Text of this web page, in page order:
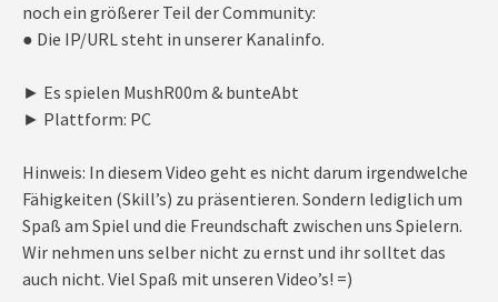
noch ein größerer Teil der Community:
● Die IP/URL steht in unserer Kanalinfo.
► Es spielen MushR00m & bunteAbt
► Plattform: PC
Hinweis: In diesem Video geht es nicht darum irgendwelche
Fähigkeiten (Skill’s) zu präsentieren. Sondern lediglich um
Spaß am Spiel und die Freundschaft zwischen uns Spielern.
Wir nehmen uns selber nicht zu ernst und ihr solltet das
auch nicht. Viel Spaß mit unseren Video’s! =)